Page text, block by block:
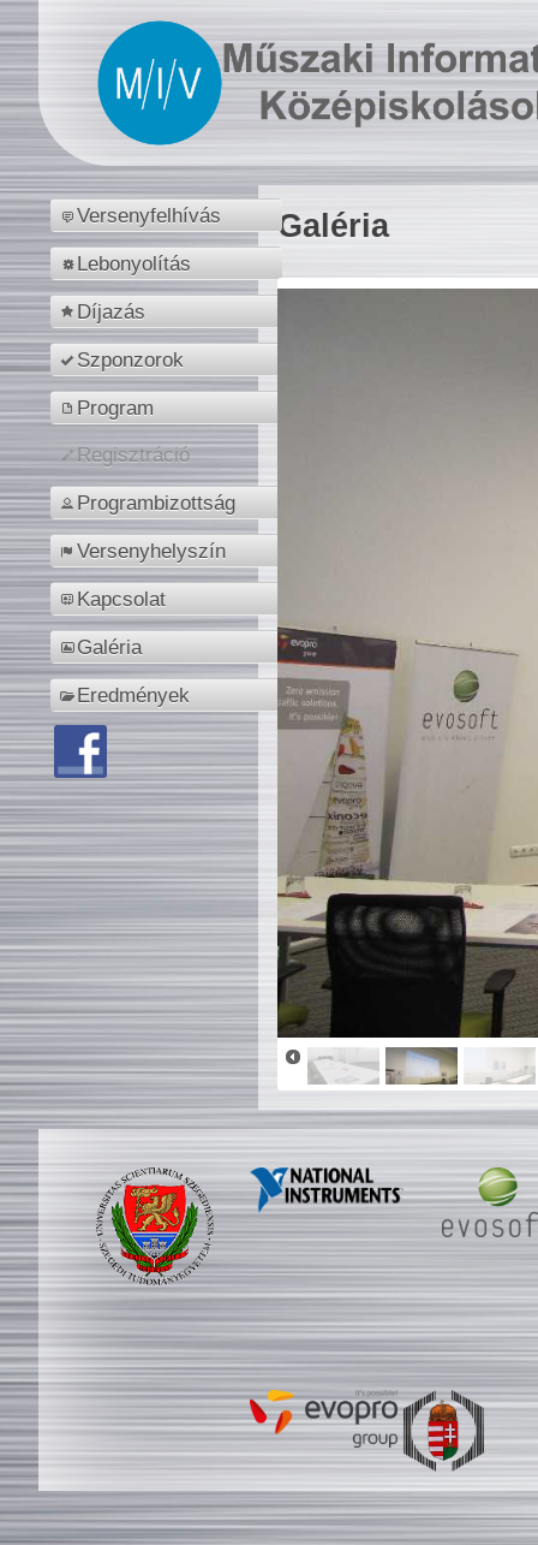
Versenyfelhívás
Lebonyolítás
Díjazás
Szponzorok
Program
Regisztráció
Programbizottság
Versenyhelyszín
Kapcsolat
Galéria
Eredmények
Galéria